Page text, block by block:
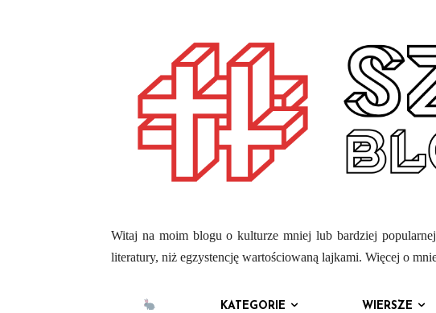
Witaj na moim blogu o kulturze mniej lub bardziej
literatury, niż egzystencję wartościowaną lajkami. Więcej o
KATEGORIE WIERSZE